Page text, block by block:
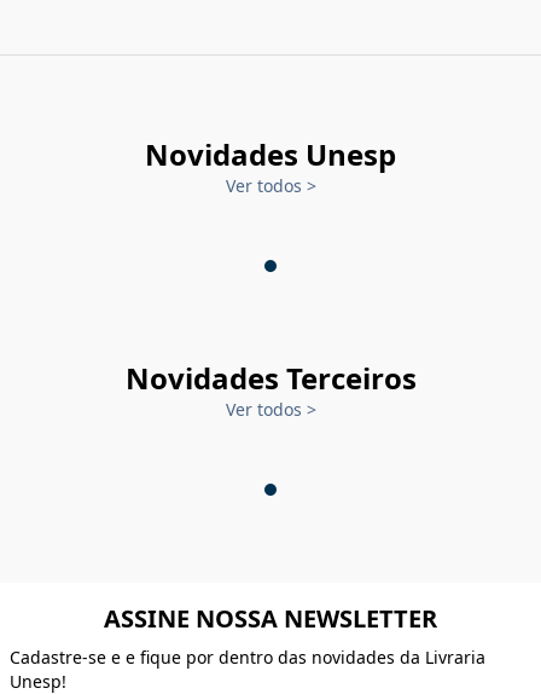
Novidades Unesp
Ver todos >
Novidades Terceiros
Ver todos >
ASSINE NOSSA NEWSLETTER
Cadastre-se e e fique por dentro das novidades da Livraria
Unesp!